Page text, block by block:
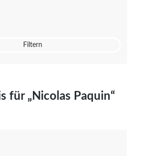
Filtern
für „Nicolas Paquin“